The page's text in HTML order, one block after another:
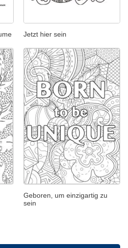
Jetzt hier sein
Geboren, um einzigartig zu
sein